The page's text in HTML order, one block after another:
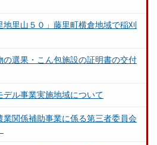
地里山５０」藤里町横倉地域で稲刈
の選果・こん包施設の証明書の交付
デル事業実施地域について
業関係補助事業に係る第三者委員会